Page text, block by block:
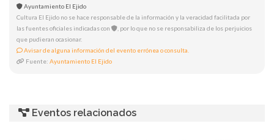
Ayuntamiento El Ejido
Cultura El Ejido no se hace responsable de la información y la veracidad facilitada por
las fuentes oficiales indicadas con
, por lo que no se responsabiliza de los perjuicios
que pudieran ocasionar.
Avisar de alguna información del evento errónea o consulta.
Fuente: Ayuntamiento El Ejido
Eventos relacionados